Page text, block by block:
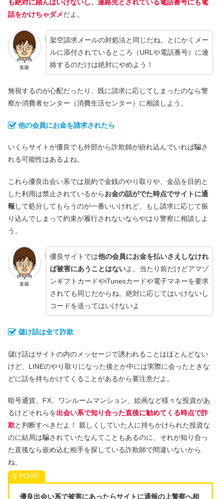
も絶対に踏んはいけないし、連絡先とされている電話番号にも電
話をかけちゃダメだよ。
進藤
架空請求メールの対処法と同じだね。とにかくメー
ルに添付されているところ（URLや電話番号）に連
絡するのだけは絶対にやめよう！
無視するのが心配だったり、既に請求に応じてしまったのなら警
察か消費者センター（消費生活センター）に相談しよう。
他の会員にお金を請求されたら
いくらサイトが優良でも外部から詐欺師が紛れ込んでいれば騙さ
れる可能性はあるよね。
これら優良出会い系では規約で金銭のやり取りや、金品を目的と
した利用は禁止されているからお金の話がでた時点でサイトに通
報 して処分してもらうのが一番いいけれど、もし請求に応じて振
り込んでしまって約束が履行されないならやはり警察に相談しよ
う。
進藤
優良サイトでは他の会員にお金を払いさえしなけれ
ば被害にあうことはないよ。当たり前だけどアマゾ
ンギフトカードやiTunesカードや電子マネーを要求
されても同じだからね。絶対に応じてはいけないし
コードを送ってはいけないよ
儲け話は全て詐欺
儲け話はサイトの内のメッセージで誘われることはほとんどない
けど、LINEのやり取りになった後とか中には実際に会ったときな
どに話を持ちかけてくることがあるから要注意だよ。
暗号通貨、FX、ワンルームマンション、絵画など様々な投資があ
るけどそれらを出会い系で知り合った直後に勧めてくる時点で詐
欺と判断すべきだよ！ 親しくしていた人に持ちかけられた投資な
のに結局は騙されていたなんてこともあるのに、それが知り合っ
た直後なら嵌め込む相手を探している詐欺師で間違いないから
ね。
優良出会い系で被害にあったらサイトに通報の上警察へ相